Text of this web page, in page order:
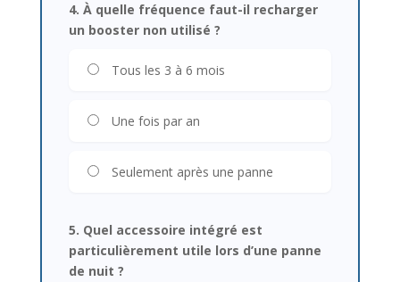
4. À quelle fréquence faut-il recharger
un booster non utilisé ?
Tous les 3 à 6 mois
Une fois par an
Seulement après une panne
5. Quel accessoire intégré est
particulièrement utile lors d’une panne
de nuit ?